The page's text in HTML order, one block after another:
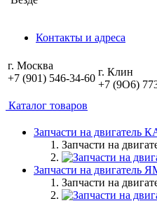
Контакты и адреса
г. Москва
+7 (901) 546-34-60
г. Клин
+7 (9O6)
Каталог товаров
Запчасти на двигатель
Запчасти на
Запчасти на двигатель
Запчасти на